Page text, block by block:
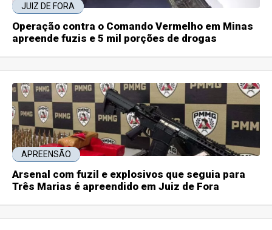
JUIZ DE FORA
Operação contra o Comando Vermelho em Minas
apreende fuzis e 5 mil porções de drogas
APREENSÃO
Arsenal com fuzil e explosivos que seguia para
Três Marias é apreendido em Juiz de Fora